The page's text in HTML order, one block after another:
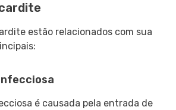
estão relacionados com sua
é causada pela entrada de